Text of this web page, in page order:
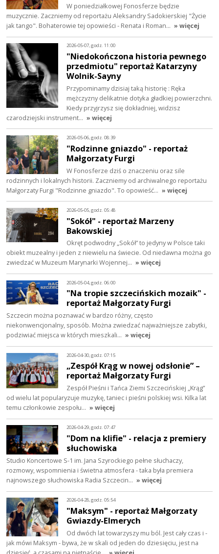
W poniedziałkowej Fonosferze będzie
muzycznie. Zaczniemy od reportażu Aleksandry Sadokierskiej "Życie
jak tango". Bohaterowie tej opowieści - Renata i Roman… » więcej
2026-05-07, godz. 11:00
"Niedokończona historia pewnego
przedmiotu" reportaż Katarzyny
Wolnik-Sayny
Przypominamy dzisiaj taką historię : Ręka
mężczyzny delikatnie dotyka gładkiej powierzchni.
Kiedy przyjrzysz się dokładniej, widzisz
czarodziejski instrument… » więcej
2026-05-06, godz. 08:39
"Rodzinne gniazdo" - reportaż
Małgorzaty Furgi
W Fonosferze dziś o znaczeniu oraz sile
rodzinnych i lokalnych historii. Zaczniemy od archiwalnego reportażu
Małgorzaty Furgi "Rodzinne gniazdo". To opowieść… » więcej
2026-05-05, godz. 05:48
"Sokół" - reportaż Marzeny
Bakowskiej
Okręt podwodny „Sokół” to jedyny w Polsce taki
obiekt muzealny i jeden z niewielu na świecie. Od niedawna można go
zwiedzać w Muzeum Marynarki Wojennej… » więcej
2026-05-04, godz. 06:00
"Na tropie szczecińskich mozaik" -
reportaż Małgorzaty Furgi
Szczecin można poznawać w bardzo różny, często
niekonwencjonalny, sposób. Można zwiedzać najważniejsze zabytki,
podziwiać miejsca w których mieszkali… » więcej
2026-04-30, godz. 07:15
„Zespół Krąg w nowej odsłonie” –
reportaż Małgorzaty Furgi
Zespół Pieśni i Tańca Ziemi Szczecińskiej „Krąg”
od wielu lat popularyzuje muzykę, taniec i pieśni polskiej wsi. Kilka lat
temu członkowie zespołu… » więcej
2026-04-29, godz. 07:47
"Dom na klifie" - relacja z premiery
słuchowiska
Studio Koncertowe S-1 im. Jana Szyrockiego pełne słuchaczy,
rozmowy, wspomnienia i świetna atmosfera - taka była premiera
najnowszego słuchowiska Radia Szczecin… » więcej
2026-04-28, godz. 05:54
"Maksym" - reportaż Małgorzaty
Gwiazdy-Elmerych
Od dwóch lat towarzyszy mu ból. Jest cały czas i -
jak mówi Maksym - bywa, że w skali od jeden do dziesięciu, jest na